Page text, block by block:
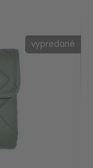
vypredané